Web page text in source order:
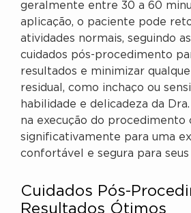
geralmente entre 30 a 60
aplicação, o paciente pode
atividades normais, seguindo
cuidados pós-procedimento
resultados e minimizar
residual, como inchaço ou
habilidade e delicadeza da
na execução do procedimento
significativamente para uma
confortável e segura para seus
Cuidados Pós-
Resultados Ótimos